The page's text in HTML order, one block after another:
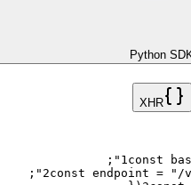
Python
XHR
1 const
;
2const endpoint = "/
;